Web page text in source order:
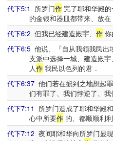
代下5:1 所罗门作 完了耶和华殿
的金银和器皿都带来、放
代下6:2 但我已经建造殿宇、 作 你
代下6:5 他说、『自从我领我民出
支派中选择一城、建造殿
人作我民以色列的君．
代下6:37 他们若在掳到之地想起
们有罪了、我们悖逆了、我
代下7:11 所罗门造成了耶和华殿
心中所要作的、都顺顺利
代下7:12 夜间耶和华向所罗门显